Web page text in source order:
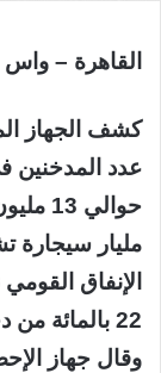
القاهرة – واس
كشف الجهاز
22 بالمائة من دخل الفرد المدخن شهريا.
وقال جهاز